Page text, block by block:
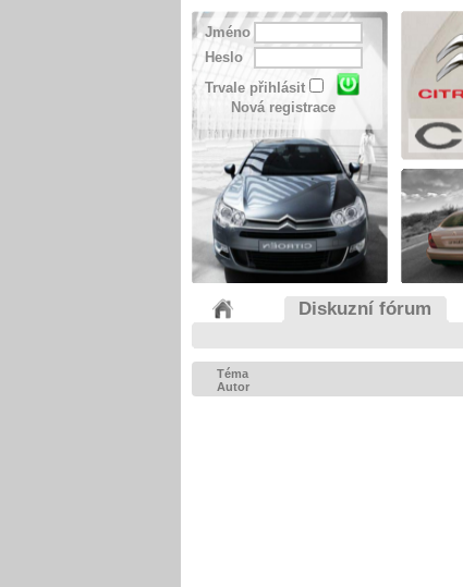
Jméno
Heslo
Trvale přihlásit
Nová registrace
Diskuzní fórum
Téma
Autor